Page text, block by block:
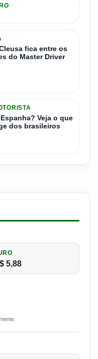
fica entre os
do Master Driver
Veja o que
dos brasileiros
5,88